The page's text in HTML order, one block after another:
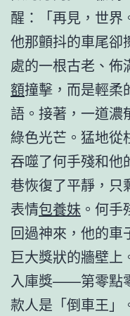
醒：「再見，世界
他那顫抖的車尾卻
處的一根古老、佈
額撞擊，而是輕柔
語。接著，一道濃
綠色光芒。猛地從
吞噬了何手殘和他
巷恢復了平靜，只
表情包養妹 。何
回過神來，他的車
巨大獎狀的牆壁上
入庫獎——第零點
款人是「倒車王」